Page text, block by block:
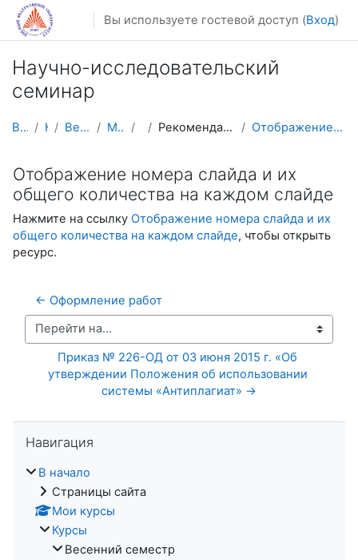
Перейти к основному содержанию
Вы используете гостевой доступ (Вход)
Научно-исследовательский
семинар
В начало Курсы Весенний семестр Магистратура НИС Рекомендации по оформлению курсовых работ Отображение номера слайда и их общего количества н...
Отображение номера слайда и их
общего количества на каждом слайде
Нажмите на ссылку Отображение номера слайда и их
общего количества на каждом слайде, чтобы открыть
ресурс.
← Оформление работ
Перейти на...
Приказ № 226-ОД от 03 июня 2015 г. «Об
утверждении Положения об использовании
системы «Антиплагиат» →
Навигация
В начало
Страницы сайта
Мои курсы
Курсы
Весенний семестр